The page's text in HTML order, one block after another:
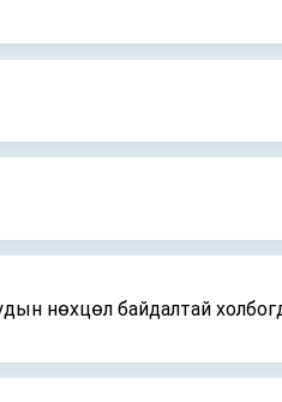
нөхцөл байдалтай